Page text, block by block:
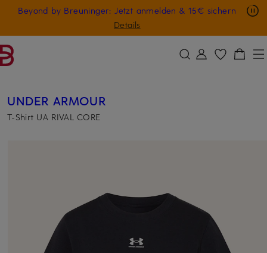
ZUM HAUPTINHALT ÜBERSPRINGEN
Beyond by Breuninger: Jetzt anmelden & 15€ sichern
Details
Nur in der App: -10 € auf digitale Geschenkkarten
GESCHENK20
UNDER ARMOUR
T-Shirt UA RIVAL CORE